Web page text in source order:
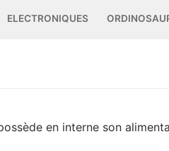
ELECTRONIQUES
en interne son